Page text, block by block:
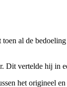
al de
Dit vertelde hij in
het origineel